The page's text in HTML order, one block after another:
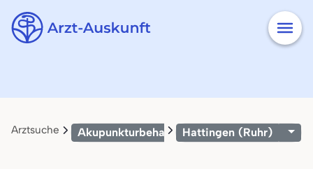
Arztsuche AkupunkturbehandlungHattingen (Ruhr)